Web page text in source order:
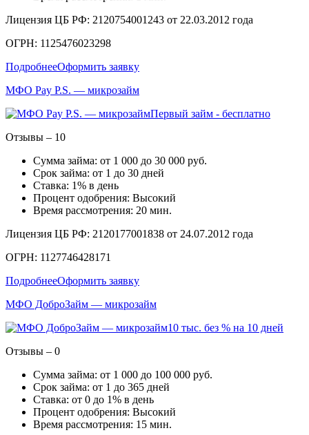
Лицензия ЦБ РФ: 2120754001243 от 22.03.2012 года
ОГРН: 1125476023298
ПодробнееОформить заявку
МФО Pay P.S. — микрозайм
Первый займ - бесплатно
Отзывы – 10
Сумма займа: от 1 000 до 30 000 руб.
Срок займа: от 1 до 30 дней
Ставка: 1% в день
Процент одобрения: Высокий
Время рассмотрения: 20 мин.
Лицензия ЦБ РФ: 2120177001838 от 24.07.2012 года
ОГРН: 1127746428171
ПодробнееОформить заявку
МФО ДоброЗайм — микрозайм
10 тыс. без % на 10 дней
Отзывы – 0
Сумма займа: от 1 000 до 100 000 руб.
Срок займа: от 1 до 365 дней
Ставка: от 0 до 1% в день
Процент одобрения: Высокий
Время рассмотрения: 15 мин.